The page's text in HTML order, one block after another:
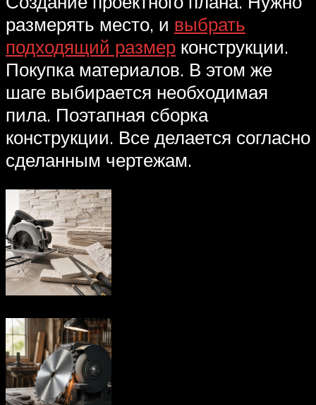
размерять место, и выбрать
подходящий размер конструкции.
Покупка материалов. В этом же
шаге выбирается необходимая
пила. Поэтапная сборка
конструкции. Все делается согласно
сделанным чертежам.